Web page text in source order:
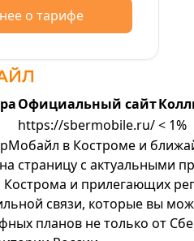
о тарифе
Официальный сайт
https://sbermobile.ru/< 1%
в Костроме и
страницу с актуальными
Кострома и прилегающих
связи, которые вы
планов не только от